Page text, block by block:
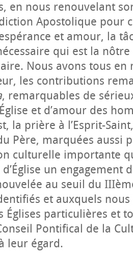
en nous renouvelant
Apostolique pour
et amour, la
qui est la nôtre
Nous avons tous en
les contributions
, remarquables de
et d’amour des
la prière à l’Esprit-
Père, marquées aussi
culturelle importante
un engagement
au seuil du
et auxquels
Églises particulières et
Pontifical de la
leur égard.